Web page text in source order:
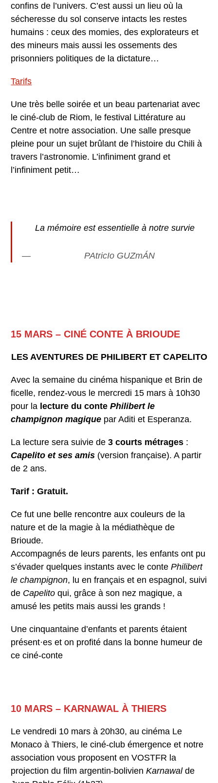
confins de l’univers. C’est aussi un lieu où la
sécheresse du sol conserve intacts les restes
humains : ceux des momies, des explorateurs et
des mineurs mais aussi les ossements des
prisonniers politiques de la dictature…
Tarifs
Une très belle soirée et un beau partenariat avec
le ciné-club de Riom, le festival Littérature au
Centre et notre association. Une salle presque
pleine pour un sujet brûlant de l’histoire du Chili à
travers l’astronomie. L’infiniment grand et
l’infiniment petit…
La mémoire est essentielle à notre survie
PAtricIo GUZmÁN
15 MARS – CINÉ CONTE À BRIOUDE
LES AVENTURES DE PHILIBERT ET CAPELITO
Avec la semaine du cinéma hispanique et Brin de
ficelle, rendez-vous le mercredi 15 mars à 10h30
pour la lecture du conte Philibert le
champignon magique par Aditi et Esperanza.
La lecture sera suivie de3 courts métrages :
Capelito et ses amis (version française). A partir
de 2 ans.
Tarif : Gratuit.
Ce fut une belle rencontre aux couleurs de la
nature et de la magie à la médiathèque de
Brioude.
Accompagnés de leurs parents, les enfants ont pu
s’évader quelques instants avec le contePhilibert
le champignon, lu en français et en espagnol, suivi
de Capelito qui, grâce à son nez magique, a
amusé les petits mais aussi les grands !
Une cinquantaine d’enfants et parents étaient
présent·es et on profité dans la bonne humeur de
ce ciné-conte
10 MARS – KARNAWAL À THIERS
Le vendredi 10 mars à 20h30, au cinéma Le
Monaco à Thiers, le ciné-club émergence et notre
association vous proposent en VOSTFR la
projection du film argentin-bolivienKarnawalde